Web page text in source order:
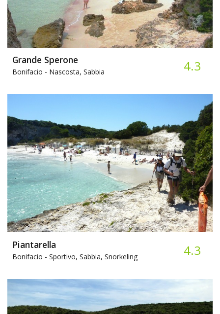
Grande Sperone
Bonifacio - Nascosta, Sabbia 4.3
Piantarella
Bonifacio - Sportivo, Sabbia, Snorkeling 4.3